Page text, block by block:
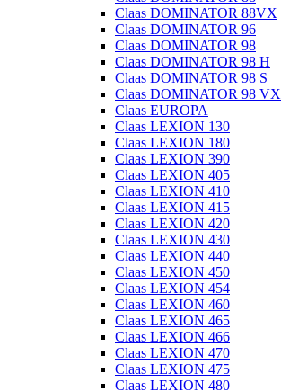
Claas DOMINATOR 88VX
Claas DOMINATOR 96
Claas DOMINATOR 98
Claas DOMINATOR 98 H
Claas DOMINATOR 98 S
Claas DOMINATOR 98 VX
Claas EUROPA
Claas LEXION 130
Claas LEXION 180
Claas LEXION 390
Claas LEXION 405
Claas LEXION 410
Claas LEXION 415
Claas LEXION 420
Claas LEXION 430
Claas LEXION 440
Claas LEXION 450
Claas LEXION 454
Claas LEXION 460
Claas LEXION 465
Claas LEXION 466
Claas LEXION 470
Claas LEXION 475
Claas LEXION 480